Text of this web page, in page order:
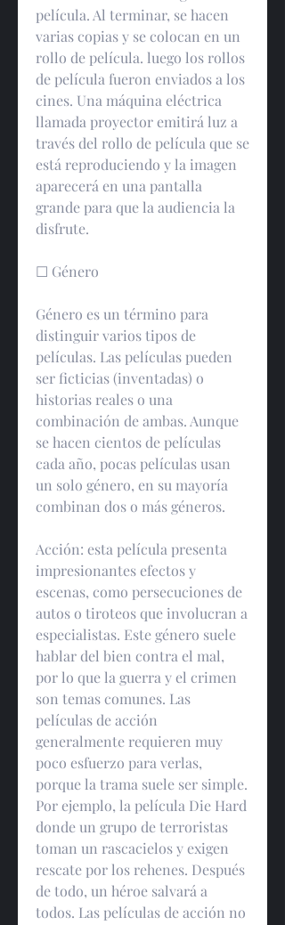
película. Al terminar, se hacen
varias copias y se colocan en un
rollo de película. luego los rollos
de película fueron enviados a los
cines. Una máquina eléctrica
llamada proyector emitirá luz a
través del rollo de película que se
está reproduciendo y la imagen
aparecerá en una pantalla
grande para que la audiencia la
disfrute.
☐ Género
Género es un término para
distinguir varios tipos de
películas. Las películas pueden
ser ficticias (inventadas) o
historias reales o una
combinación de ambas. Aunque
se hacen cientos de películas
cada año, pocas películas usan
un solo género, en su mayoría
combinan dos o más géneros.
Acción: esta película presenta
impresionantes efectos y
escenas, como persecuciones de
autos o tiroteos que involucran a
especialistas. Este género suele
hablar del bien contra el mal,
por lo que la guerra y el crimen
son temas comunes. Las
películas de acción
generalmente requieren muy
poco esfuerzo para verlas,
porque la trama suele ser simple.
Por ejemplo, la película Die Hard
donde un grupo de terroristas
toman un rascacielos y exigen
rescate por los rehenes. Después
de todo, un héroe salvará a
todos. Las películas de acción no